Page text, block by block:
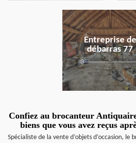
Entreprise de
débarras 77
en savoir plus
Confiez au brocanteur
biens que vous avez reçus
Spécialiste de la vente d’objets d’occasion,